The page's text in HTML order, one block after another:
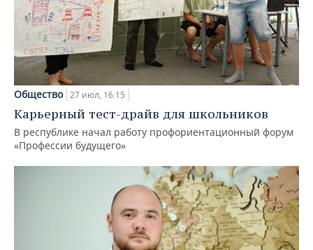
Общество 27 июл, 16:15
Карьерный тест-драйв для школьников
В республике начал работу профориентационный форум
«Профессии будущего»